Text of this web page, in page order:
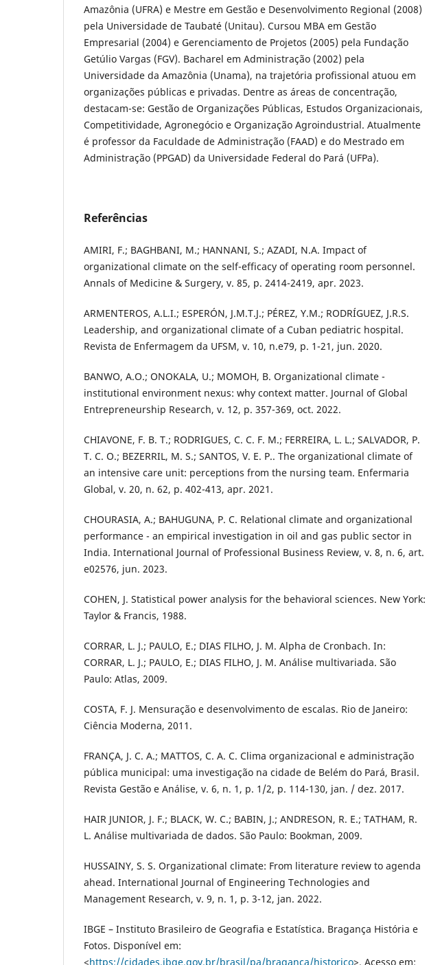
Amazônia (UFRA) e Mestre em Gestão e Desenvolvimento Regional (2008)
pela Universidade de Taubaté (Unitau). Cursou MBA em Gestão
Empresarial (2004) e Gerenciamento de Projetos (2005) pela Fundação
Getúlio Vargas (FGV). Bacharel em Administração (2002) pela
Universidade da Amazônia (Unama), na trajetória profissional atuou em
organizações públicas e privadas. Dentre as áreas de concentração,
destacam-se: Gestão de Organizações Públicas, Estudos Organizacionais,
Competitividade, Agronegócio e Organização Agroindustrial. Atualmente
é professor da Faculdade de Administração (FAAD) e do Mestrado em
Administração (PPGAD) da Universidade Federal do Pará (UFPa).
Referências
AMIRI, F.; BAGHBANI, M.; HANNANI, S.; AZADI, N.A. Impact of
organizational climate on the self-efficacy of operating room personnel.
Annals of Medicine & Surgery, v. 85, p. 2414-2419, apr. 2023.
ARMENTEROS, A.L.I.; ESPERÓN, J.M.T.J.; PÉREZ, Y.M.; RODRÍGUEZ, J.R.S.
Leadership, and organizational climate of a Cuban pediatric hospital.
Revista de Enfermagem da UFSM, v. 10, n.e79, p. 1-21, jun. 2020.
BANWO, A.O.; ONOKALA, U.; MOMOH, B. Organizational climate -
institutional environment nexus: why context matter. Journal of Global
Entrepreneurship Research, v. 12, p. 357-369, oct. 2022.
CHIAVONE, F. B. T.; RODRIGUES, C. C. F. M.; FERREIRA, L. L.; SALVADOR, P.
T. C. O.; BEZERRIL, M. S.; SANTOS, V. E. P.. The organizational climate of
an intensive care unit: perceptions from the nursing team. Enfermaria
Global, v. 20, n. 62, p. 402-413, apr. 2021.
CHOURASIA, A.; BAHUGUNA, P. C. Relational climate and organizational
performance - an empirical investigation in oil and gas public sector in
India. International Journal of Professional Business Review, v. 8, n. 6, art.
e02576, jun. 2023.
COHEN, J. Statistical power analysis for the behavioral sciences. New York:
Taylor & Francis, 1988.
CORRAR, L. J.; PAULO, E.; DIAS FILHO, J. M. Alpha de Cronbach. In:
CORRAR, L. J.; PAULO, E.; DIAS FILHO, J. M. Análise multivariada. São
Paulo: Atlas, 2009.
COSTA, F. J. Mensuração e desenvolvimento de escalas. Rio de Janeiro:
Ciência Moderna, 2011.
FRANÇA, J. C. A.; MATTOS, C. A. C. Clima organizacional e administração
pública municipal: uma investigação na cidade de Belém do Pará, Brasil.
Revista Gestão e Análise, v. 6, n. 1, p. 1/2, p. 114-130, jan. / dez. 2017.
HAIR JUNIOR, J. F.; BLACK, W. C.; BABIN, J.; ANDRESON, R. E.; TATHAM, R.
L. Análise multivariada de dados. São Paulo: Bookman, 2009.
HUSSAINY, S. S. Organizational climate: From literature review to agenda
ahead. International Journal of Engineering Technologies and
Management Research, v. 9, n. 1, p. 3-12, jan. 2022.
IBGE – Instituto Brasileiro de Geografia e Estatística. Bragança História e
Fotos. Disponível em:
<https://cidades.ibge.gov.br/brasil/pa/braganca/historico>. Acesso em: